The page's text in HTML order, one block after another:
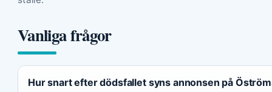
Vanliga frågor
Hur snart efter dödsfallet syns annonsen på